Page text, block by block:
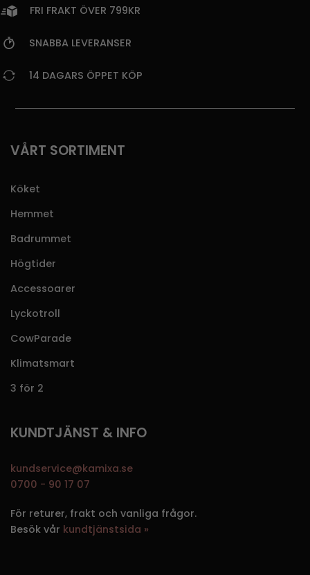
FRI FRAKT ÖVER 799KR
SNABBA LEVERANSER
14 DAGARS ÖPPET KÖP
VÅRT SORTIMENT
Köket
Hemmet
Badrummet
Högtider
Accessoarer
Lyckotroll
CowParade
Klimatsmart
3 för 2
KUNDTJÄNST & INFO
kundservice@kamixa.se
0700 - 90 17 07
För returer, frakt och vanliga frågor.
Besök vår kundtjänstsida »